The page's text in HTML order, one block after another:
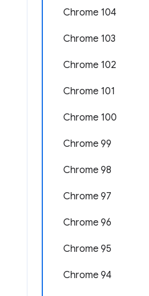
Chrome 104
Chrome 103
Chrome 102
Chrome 101
Chrome 100
Chrome 99
Chrome 98
Chrome 97
Chrome 96
Chrome 95
Chrome 94